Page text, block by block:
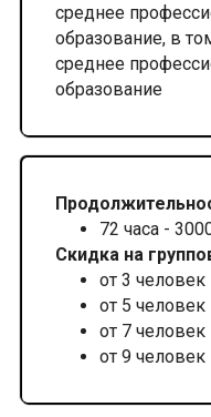
среднее
образование, в
среднее
образование
72 часа -
Скидка на
от 3 человек
от 5 человек
от 7 человек
от 9 человек